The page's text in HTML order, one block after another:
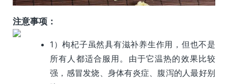
注意事项：
1）枸杞子虽然具有滋补养生作用，但也不是
所有人都适合服用。由于它温热的效果比较
强，感冒发烧、身体有炎症、腹泻的人最好别